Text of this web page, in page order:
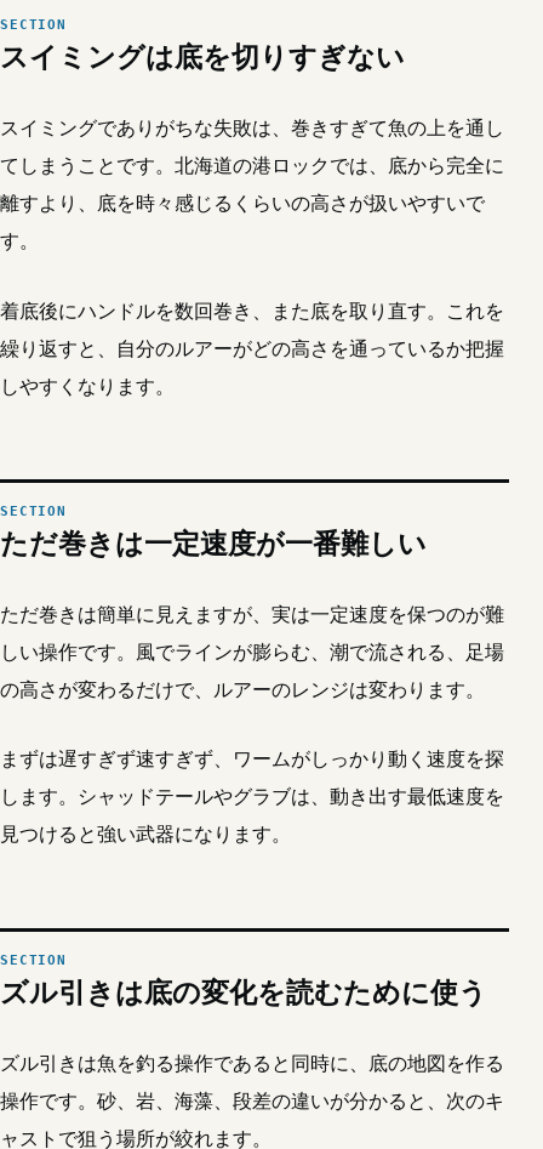
スイミングは底を切りすぎない
スイミングでありがちな失敗は、巻きすぎて魚の上を通し
てしまうことです。北海道の港ロックでは、底から完全に
離すより、底を時々感じるくらいの高さが扱いやすいで
す。
着底後にハンドルを数回巻き、また底を取り直す。これを
繰り返すと、自分のルアーがどの高さを通っているか把握
しやすくなります。
ただ巻きは一定速度が一番難しい
ただ巻きは簡単に見えますが、実は一定速度を保つのが難
しい操作です。風でラインが膨らむ、潮で流される、足場
の高さが変わるだけで、ルアーのレンジは変わります。
まずは遅すぎず速すぎず、ワームがしっかり動く速度を探
します。シャッドテールやグラブは、動き出す最低速度を
見つけると強い武器になります。
ズル引きは底の変化を読むために使う
ズル引きは魚を釣る操作であると同時に、底の地図を作る
操作です。砂、岩、海藻、段差の違いが分かると、次のキ
ャストで狙う場所が絞れます。